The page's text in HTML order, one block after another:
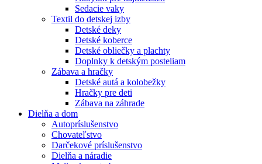
Sedacie vaky
Textil do detskej izby
Detské deky
Detské koberce
Detské obliečky a plachty
Doplnky k detským posteliam
Zábava a hračky
Detské autá a kolobežky
Hračky pre deti
Zábava na záhrade
Dielňa a dom
Autopríslušenstvo
Chovateľstvo
Darčekové príslušenstvo
Dielňa a náradie